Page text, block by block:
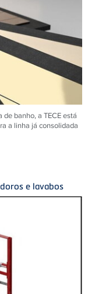
banho, a TECE está
a linha já consolidada
e lavabos